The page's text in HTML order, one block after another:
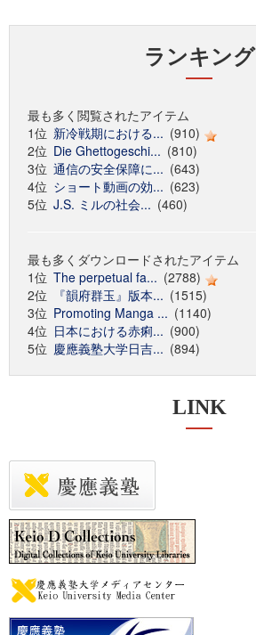
ランキング
最も多く閲覧されたアイテム
1位 新冷戦期における... (910)
2位 Die Ghettogeschi... (810)
3位 通信の安全保障に... (643)
4位 ショート動画の効... (623)
5位 J.S. ミルの社会... (460)
最も多くダウンロードされたアイテム
1位 The perpetual fa... (2788)
2位
『韻府群玉』版本... (1515)
3位 Promoting Manga ... (1140)
4位 日本における赤痢... (900)
5位 慶應義塾大学日吉... (894)
LINK